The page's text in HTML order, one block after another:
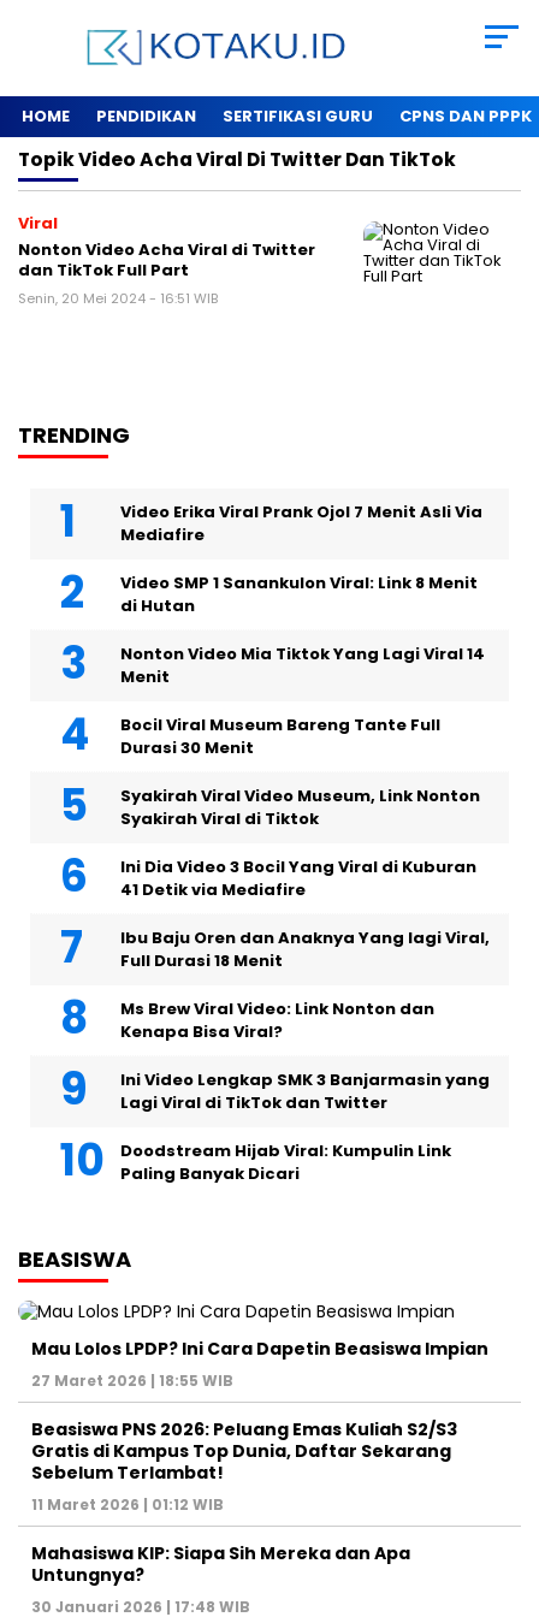
HOME PENDIDIKAN SERTIFIKASI GURU CPNS DAN PPPK
TopikVideo Acha Viral Di Twitter Dan TikTok
Viral
Nonton Video Acha Viral di Twitter
dan TikTok Full Part
Senin, 20 Mei 2024 - 16:51 WIB
TRENDING
Video Erika Viral Prank Ojol 7 Menit Asli Via
Mediafire
Video SMP 1 Sanankulon Viral: Link 8 Menit
di Hutan
Nonton Video Mia Tiktok Yang Lagi Viral 14
Menit
Bocil Viral Museum Bareng Tante Full
Durasi 30 Menit
Syakirah Viral Video Museum, Link Nonton
Syakirah Viral di Tiktok
Ini Dia Video 3 Bocil Yang Viral di Kuburan
41 Detik via Mediafire
Ibu Baju Oren dan Anaknya Yang lagi Viral,
Full Durasi 18 Menit
Ms Brew Viral Video: Link Nonton dan
Kenapa Bisa Viral?
Ini Video Lengkap SMK 3 Banjarmasin yang
Lagi Viral di TikTok dan Twitter
Doodstream Hijab Viral: Kumpulin Link
Paling Banyak Dicari
BEASISWA
Mau Lolos LPDP? Ini Cara Dapetin Beasiswa Impian
27 Maret 2026 | 18:55 WIB
Beasiswa PNS 2026: Peluang Emas Kuliah S2/S3
Gratis di Kampus Top Dunia, Daftar Sekarang
Sebelum Terlambat!
11 Maret 2026 | 01:12 WIB
Mahasiswa KIP: Siapa Sih Mereka dan Apa
Untungnya?
30 Januari 2026 | 17:48 WIB